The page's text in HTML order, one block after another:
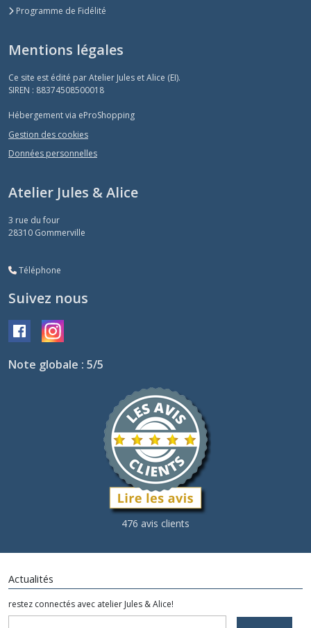
Programme de Fidélité
Mentions légales
Ce site est édité par Atelier Jules et Alice (EI).
SIREN : 88374508500018
Hébergement via eProShopping
Gestion des cookies
Données personnelles
Atelier Jules & Alice
3 rue du four
28310 Gommerville
Téléphone
Suivez nous
Note globale : 5/5
476 avis clients
Actualités
restez connectés avec atelier Jules & Alice!